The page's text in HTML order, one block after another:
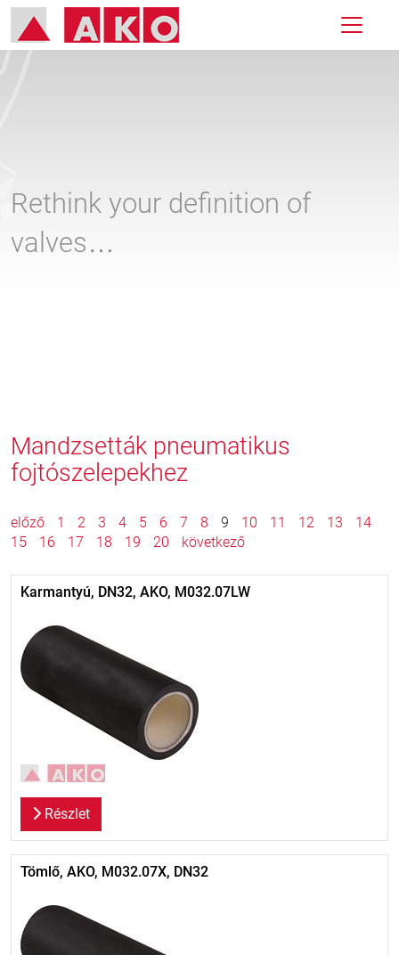
Rethink your definition of
valves…
Mandzsetták pneumatikus
fojtószelepekhez
előző 1 2 3 4 5 6 7 8 9 10 11 12 13
14
15
16 17 18 19 20 következő
Karmantyú, DN32, AKO, M032.07LW
Részlet
Tömlő, AKO, M032.07X, DN32